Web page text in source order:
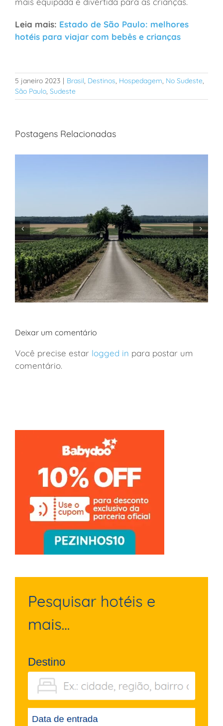
Leia mais: Estado de São Paulo: melhores
hotéis para viajar com bebês e crianças
5 janeiro 2023 | Brasil, Destinos, Hospedagem, No Sudeste,
São Paulo, Sudeste
Postagens Relacionadas
Deixar um comentário
Você precise estar logged in para postar um
comentário.